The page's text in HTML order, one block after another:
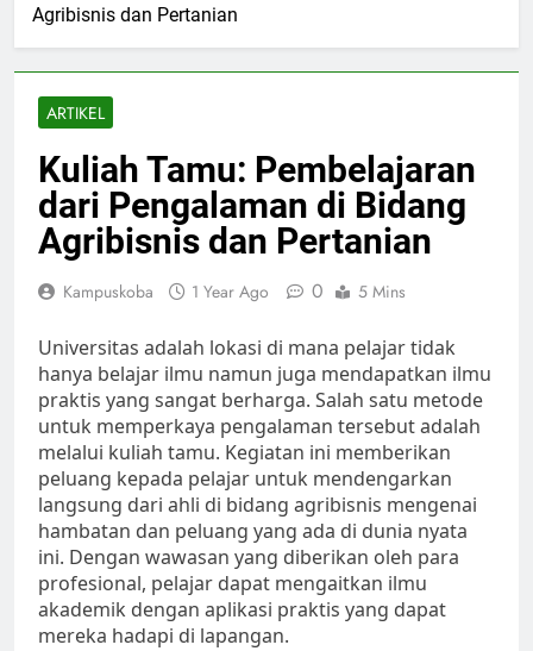
Agribisnis dan Pertanian
ARTIKEL
Kuliah Tamu: Pembelajaran
dari Pengalaman di Bidang
Agribisnis dan Pertanian
Kampuskoba 1 Year Ago 0 5 Mins
Universitas adalah lokasi di mana pelajar tidak
hanya belajar ilmu namun juga mendapatkan ilmu
praktis yang sangat berharga. Salah satu metode
untuk memperkaya pengalaman tersebut adalah
melalui kuliah tamu. Kegiatan ini memberikan
peluang kepada pelajar untuk mendengarkan
langsung dari ahli di bidang agribisnis mengenai
hambatan dan peluang yang ada di dunia nyata
ini. Dengan wawasan yang diberikan oleh para
profesional, pelajar dapat mengaitkan ilmu
akademik dengan aplikasi praktis yang dapat
mereka hadapi di lapangan.